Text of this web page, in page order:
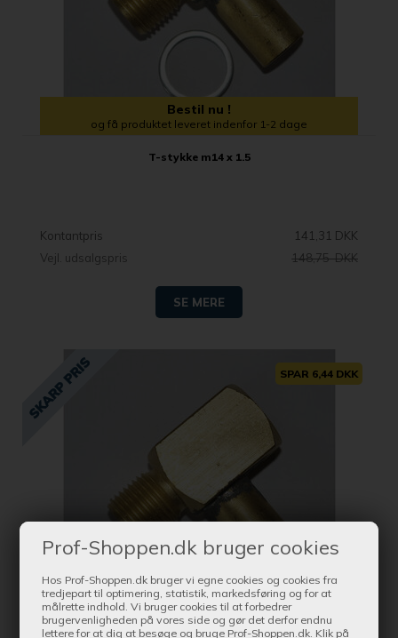
Prof-Shoppen.dk bruger cookies
Hos Prof-Shoppen.dk bruger vi egne cookies og cookies fra
tredjepart til optimering, statistik, markedsføring og for at
målrette indhold. Vi bruger cookies til at forbedrer
brugervenligheden på vores side og gør det derfor endnu
lettere for at dig at besøge og bruge Prof-Shoppen.dk. Klik på
Bestil nu !
og få produktet leveret indenfor 1-2 dage
T-stykke m14 x 1.5
Kontantpris
141,31 DKK
Vejl. udsalgspris
148,75 DKK
SE MERE
SPAR 6,44 DKK
Bestil nu !